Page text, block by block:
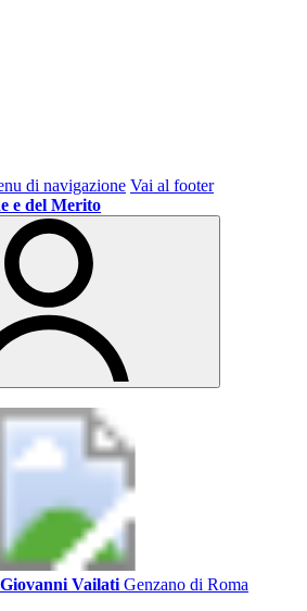
di navigazione Vai al footer
e del Merito
Giovanni Vailati Genzano di Roma